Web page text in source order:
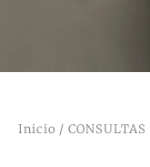
Inicio / CONSULTAS